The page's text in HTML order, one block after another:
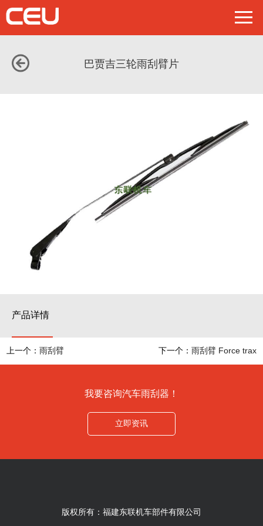
巴贾吉三轮雨刮臂片
产品详情
上一个： 雨刮臂 下一个： 雨刮臂 Force trax
我要咨询汽车雨刮器！
立即资讯
版权所有：福建东联机车部件有限公司